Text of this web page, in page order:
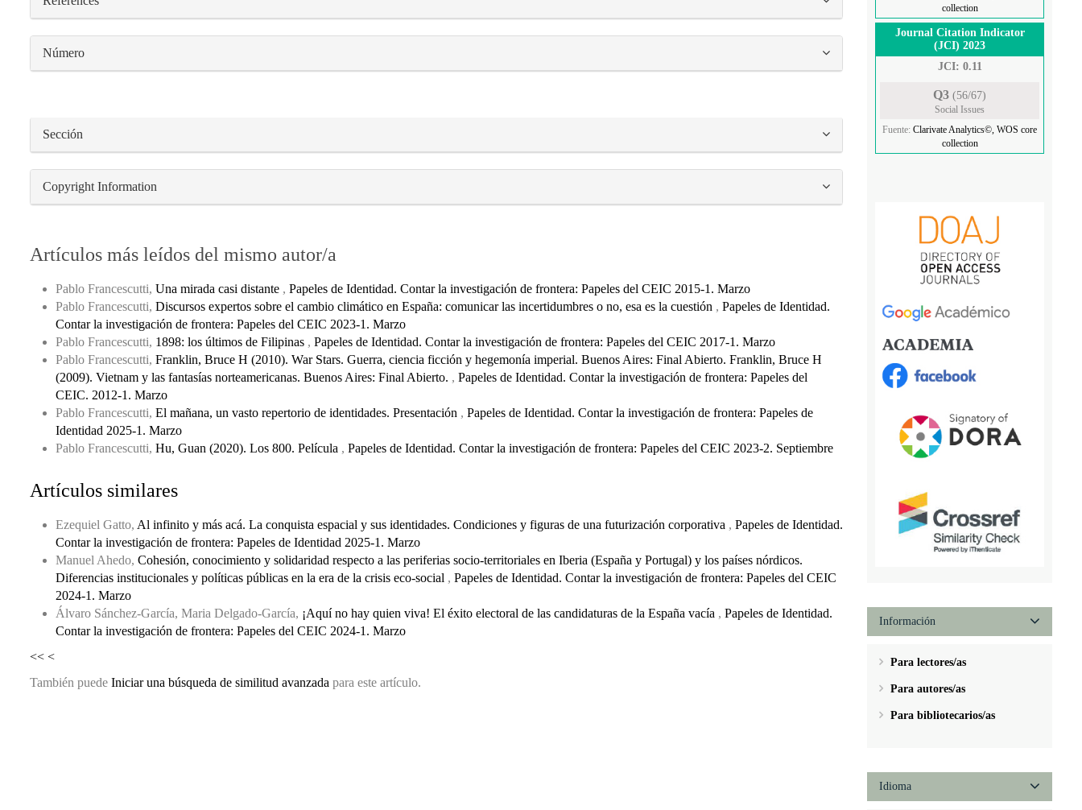
Número
Sección
Copyright Information
Artículos más leídos del mismo autor/a
Pablo Francescutti, Una mirada casi distante , Papeles de Identidad. Contar la investigación de frontera: Papeles del CEIC 2015-1. Marzo
Pablo Francescutti, Discursos expertos sobre el cambio climático en España: comunicar las incertidumbres o no, esa es la cuestión , Papeles de Identidad.
Contar la investigación de frontera: Papeles del CEIC 2023-1. Marzo
Pablo Francescutti, 1898: los últimos de Filipinas , Papeles de Identidad. Contar la investigación de frontera: Papeles del CEIC 2017-1. Marzo
Pablo Francescutti, Franklin, Bruce H (2010). War Stars. Guerra, ciencia ficción y hegemonía imperial. Buenos Aires: Final Abierto. Franklin, Bruce H
(2009). Vietnam y las fantasías norteamericanas. Buenos Aires: Final Abierto. , Papeles de Identidad. Contar la investigación de frontera: Papeles del
CEIC. 2012-1. Marzo
Pablo Francescutti, El mañana, un vasto repertorio de identidades. Presentación , Papeles de Identidad. Contar la investigación de frontera: Papeles de
Identidad 2025-1. Marzo
Pablo Francescutti, Hu, Guan (2020). Los 800. Película , Papeles de Identidad. Contar la investigación de frontera: Papeles del CEIC 2023-2. Septiembre
Artículos similares
Ezequiel Gatto, Al infinito y más acá. La conquista espacial y sus identidades. Condiciones y figuras de una futurización corporativa , Papeles de Identidad.
Contar la investigación de frontera: Papeles de Identidad 2025-1. Marzo
Manuel Ahedo, Cohesión, conocimiento y solidaridad respecto a las periferias socio-territoriales en Iberia (España y Portugal) y los países nórdicos.
Diferencias institucionales y políticas públicas en la era de la crisis eco-social , Papeles de Identidad. Contar la investigación de frontera: Papeles del CEIC
2024-1. Marzo
Álvaro Sánchez-García, Maria Delgado-García, ¡Aquí no hay quien viva! El éxito electoral de las candidaturas de la España vacía , Papeles de Identidad.
Contar la investigación de frontera: Papeles del CEIC 2024-1. Marzo
<< <
También puede Iniciar una búsqueda de similitud avanzada para este artículo.
collection
Journal Citation Indicator
(JCI) 2023
JCI: 0.11
Q3 (56/67)
Social Issues
Fuente: Clarivate Analytics©, WOS core
collection
Información
Para lectores/as
Para autores/as
Para bibliotecarios/as
Idioma